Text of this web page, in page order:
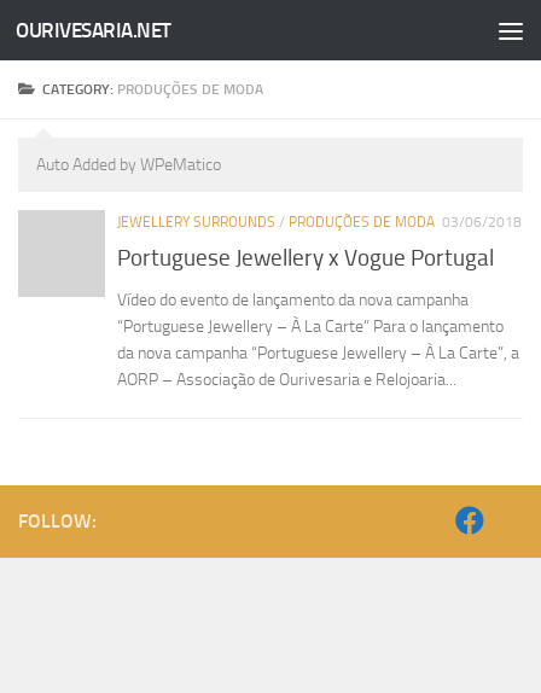
Skip to content
OURIVESARIA.NET
CATEGORY: PRODUÇÕES DE MODA
Auto Added by WPeMatico
JEWELLERY SURROUNDS / PRODUÇÕES DE MODA 03/06/2018
Portuguese Jewellery x Vogue Portugal
Vídeo do evento de lançamento da nova campanha
“Portuguese Jewellery – À La Carte” Para o lançamento
da nova campanha “Portuguese Jewellery – À La Carte”, a
AORP – Associação de Ourivesaria e Relojoaria...
FOLLOW: